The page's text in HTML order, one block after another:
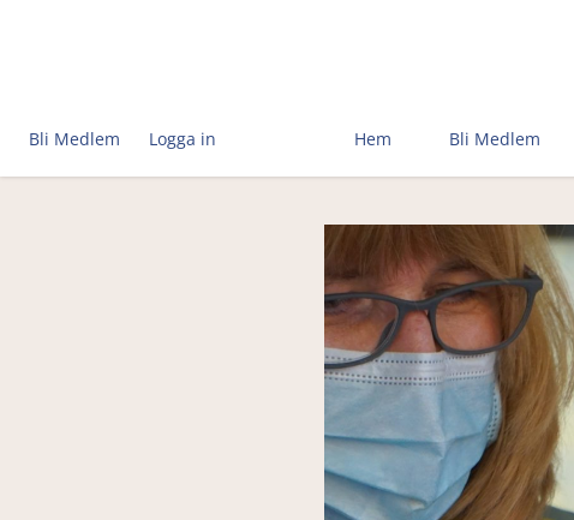
Bli Medlem Logga in Hem Bli Medlem